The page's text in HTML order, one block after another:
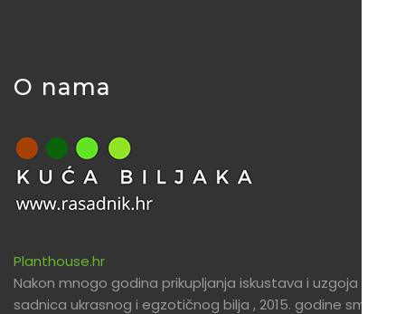
O nama
Planthouse.hr
Nakon mnogo godina prikupljanja iskustava i uzgoja
sadnica ukrasnog i egzotičnog bilja , 2015. godine smo